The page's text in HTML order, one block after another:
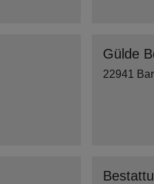
Gülde
22941